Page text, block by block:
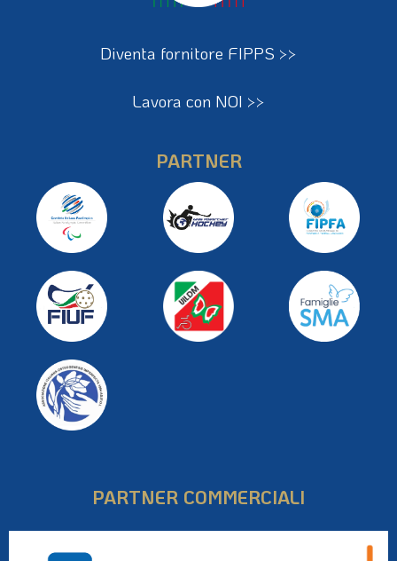
Diventa fornitore FIPPS >>
Lavora con NOI >>
PARTNER
PARTNER COMMERCIALI